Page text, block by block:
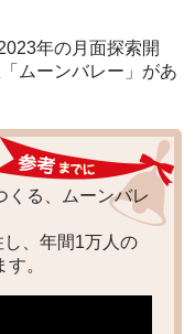
年の月面探索開
ムーンバレー」があ
くる、ムーンバレ
、年間1万人の
。